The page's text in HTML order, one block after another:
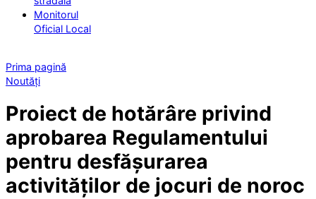
Monitorul
Oficial Local
Prima pagină
Noutăți
Proiect de hotărâre privind
aprobarea Regulamentului
pentru desfășurarea
activităților de jocuri de noroc